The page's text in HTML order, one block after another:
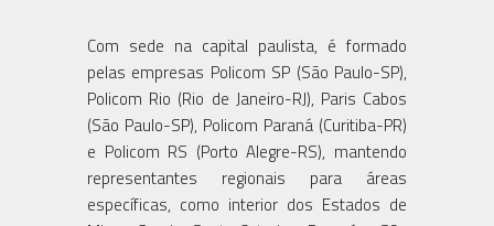
Com sede na capital paulista, é formado
pelas empresas Policom SP (São Paulo-SP),
Policom Rio (Rio de Janeiro-RJ), Paris Cabos
(São Paulo-SP), Policom Paraná (Curitiba-PR)
e Policom RS (Porto Alegre-RS), mantendo
representantes regionais para áreas
específicas, como interior dos Estados de